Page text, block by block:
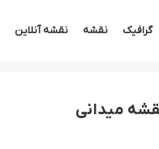
گرافیک نقشه نقشه آنلاین